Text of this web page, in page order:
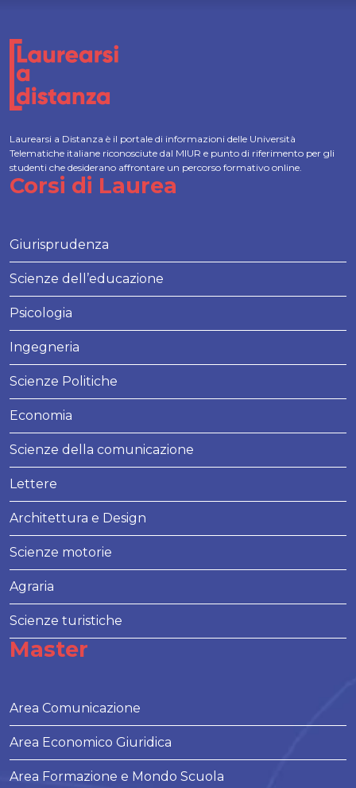
Laurearsi a Distanza è il portale di informazioni delle Università
Telematiche italiane riconosciute dal MIUR e punto di riferimento per gli
studenti che desiderano affrontare un percorso formativo online.
Corsi di Laurea
Giurisprudenza
Scienze dell’educazione
Psicologia
Ingegneria
Scienze Politiche
Economia
Scienze della comunicazione
Lettere
Architettura e Design
Scienze motorie
Agraria
Scienze turistiche
Master
Area Comunicazione
Area Economico Giuridica
Area Formazione e Mondo Scuola